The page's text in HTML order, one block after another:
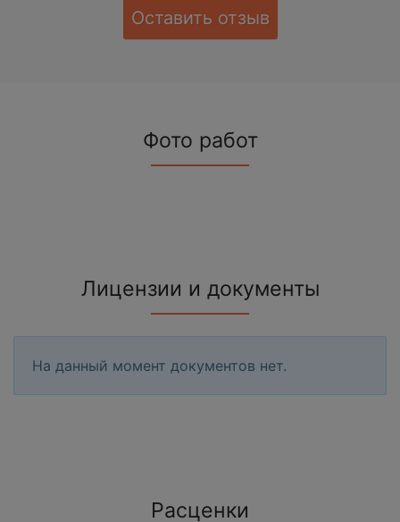
Оставить отзыв
Фото работ
Лицензии и документы
На данный момент документов нет.
Расценки